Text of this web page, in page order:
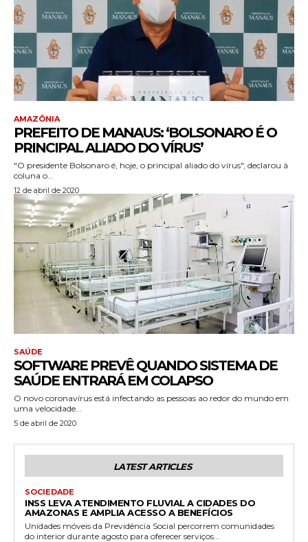
AMAZÔNIA
PREFEITO DE MANAUS: ‘BOLSONARO É O
PRINCIPAL ALIADO DO VÍRUS’
"O presidente Bolsonaro é, hoje, o principal aliado do vírus", declarou à
coluna o...
12 de abril de 2020
SAÚDE
SOFTWARE PREVÊ QUANDO SISTEMA DE
SAÚDE ENTRARÁ EM COLAPSO
O novo coronavírus está infectando as pessoas ao redor do mundo em
uma velocidade...
5 de abril de 2020
LATEST ARTICLES
SOCIEDADE
INSS LEVA ATENDIMENTO FLUVIAL A CIDADES DO
AMAZONAS E AMPLIA ACESSO A BENEFÍCIOS
Unidades móveis da Previdência Social percorrem comunidades
do interior durante agosto para oferecer serviços...